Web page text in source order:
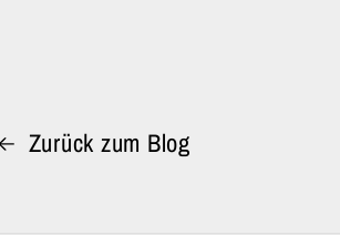
Zurück zum Blog